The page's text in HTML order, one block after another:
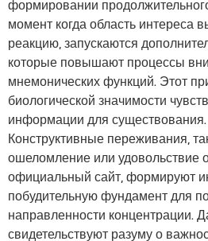
формировании
момент когда область интереса
реакцию, запускаются
которые повышают процессы
мнемонических функций. Этот
биологической значимости
информации для существования.
Конструктивные переживания,
ошеломление или удовольствие
официальный сайт, формируют
побудительную фундамент для
направленности концентрации.
свидетельствуют разуму о